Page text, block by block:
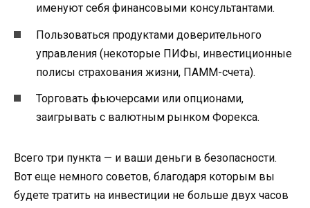
именуют себя финансовыми консультантами.
Пользоваться продуктами доверительного
управления (некоторые ПИФы, инвестиционные
полисы страхования жизни, ПАММ-счета).
Торговать фьючерсами или опционами,
заигрывать с валютным рынком Форекса.
Всего три пункта — и ваши деньги в безопасности.
Вот еще немного советов, благодаря которым вы
будете тратить на инвестиции не больше двух часов